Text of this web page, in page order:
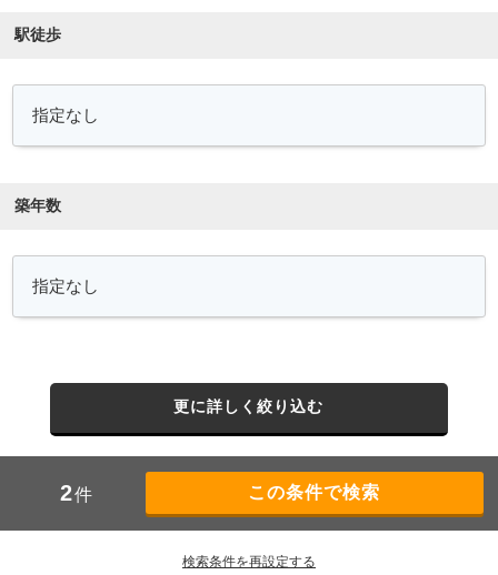
駅徒歩
築年数
更に詳しく絞り込む
2件
検索条件を再設定する